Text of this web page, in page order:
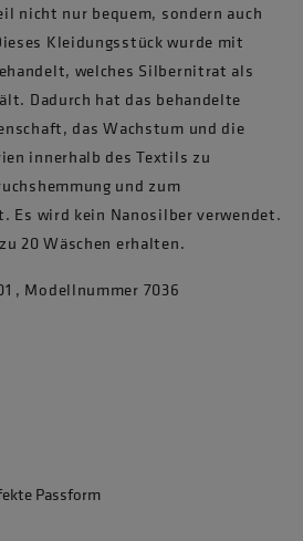
nicht nur bequem, sondern auch
Kleidungsstück wurde mit
welches Silbernitrat als
Dadurch hat das behandelte
das Wachstum und die
innerhalb des Textils zu
und zum
Es wird kein Nanosilber verwendet.
20 Wäschen erhalten.
, Modellnummer 7036
Passform